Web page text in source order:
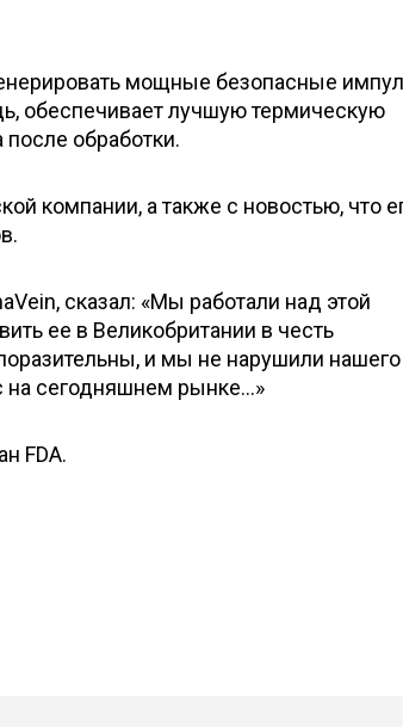
мощные безопасные
обеспечивает лучшую термическую
обработки.
компании, а также с новостью, что
сказал: «Мы работали над этой
ее в Великобритании в честь
и мы не нарушили нашего
на сегодняшнем рынке…»
FDA.